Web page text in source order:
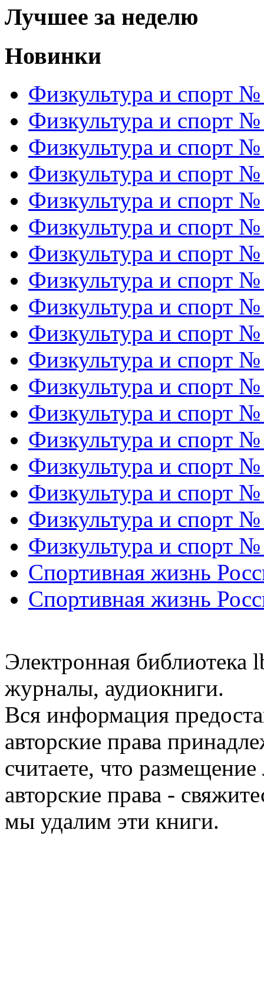
Лучшее за неделю
Новинки
Физкультура и спорт
Физкультура и спорт
Физкультура и спорт
Физкультура и спорт
Физкультура и спорт
Физкультура и спорт
Физкультура и спорт
Физкультура и спорт
Физкультура и спорт
Физкультура и спорт
Физкультура и спорт
Физкультура и спорт
Физкультура и спорт
Физкультура и спорт
Физкультура и спорт
Физкультура и спорт
Физкультура и спорт
Физкультура и спорт
Спортивная жизнь
Спортивная жизнь
Электронная библиотека
журналы, аудиокниги.
Вся информация
авторские права
считаете, что
авторские права -
мы удалим эти книги.